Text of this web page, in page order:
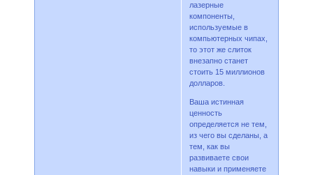
лазерные
компоненты,
используемые в
компьютерных чипах,
то этот же слиток
внезапно станет
стоить 15 миллионов
долларов.
Ваша истинная
ценность
определяется не тем,
из чего вы сделаны, а
тем, как вы
развиваете свои
навыки и применяете